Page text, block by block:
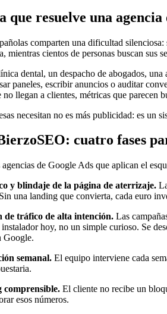
que resuelve una
comparten una dificultad
mientras cientos de personas buscan sus
dental, un despacho de abogados,
paneles, escribir anuncios o auditar
llegan a clientes, métricas que parecen
necesitan no es más publicidad: es un
cuatro fases
de Google Ads que aplican el
y blindaje de la página de aterrizaje.
una landing que convierta, cada euro
de tráfico de alta intención. Las
hoy, no un simple curioso. Se
Google.
semanal. El equipo interviene cada
comprensible. El cliente no recibe un
esos números.